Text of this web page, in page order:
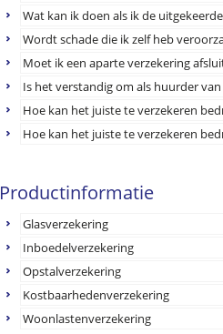
Wat kan ik doen als ik de
Wordt schade die ik zelf heb
Moet ik een aparte verzekering
Is het verstandig om als huurder
Hoe kan het juiste te verzekeren
Hoe kan het juiste te verzekeren
Productinformatie
Glasverzekering
Inboedelverzekering
Opstalverzekering
Kostbaarhedenverzekering
Woonlastenverzekering